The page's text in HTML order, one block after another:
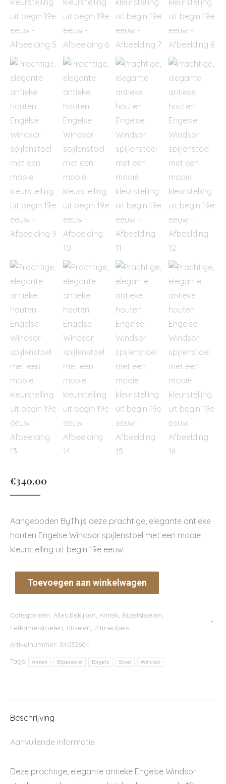
€340.00
Aangeboden ByThijs deze prachtige, elegante antieke
houten Engelse Windsor spijlenstoel met een mooie
kleurstelling uit begin 19e eeuw.
Toevoegen aan winkelwagen
Categorieën: Alles bekijken Antiek Bijzetstoelen
Eetkamerstoelen Stoelen Zitmeubels
Artikelnummer: 04032604
Tags: Antiek Bijzetstoel Engels Stoel Windsor
Beschrijving
Aanvullende informatie
Deze prachtige, elegante antieke Engelse Windsor